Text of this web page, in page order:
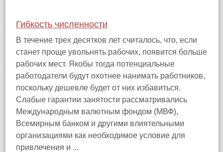
Гибкость численности
В течение трех десятков лет считалось, что, если
станет проще увольнять рабочих, появится больше
рабочих мест. Якобы тогда потенциальные
работодатели будут охотнее нанимать работников,
поскольку дешевле будет от них избавиться.
Слабые гарантии занятости рассматривались
Международным валютным фондом (МВФ),
Всемирным банком и другими влиятельными
организациями как необходимое условие для
привлечения и ...